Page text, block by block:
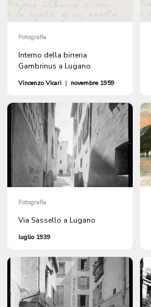
Fotografia
Interno della birreria
Gambrinus a Lugano
Vincenzo Vicari | novembre 1959
Fotografia
Via Sassello a Lugano
luglio 1939